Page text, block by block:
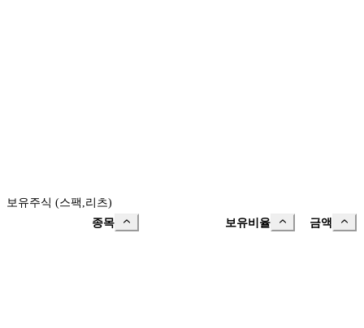
보유주식 (스팩,리츠)
종목
보유비율 금액